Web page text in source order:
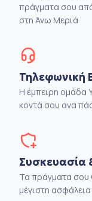
πράγματα σου
στη Άνω Μεριά
Τηλεφωνική
Η έμπειρη ομάδα
κοντά σου ανα
Συσκευασία
Τα πράγματα σου
μέγιστη